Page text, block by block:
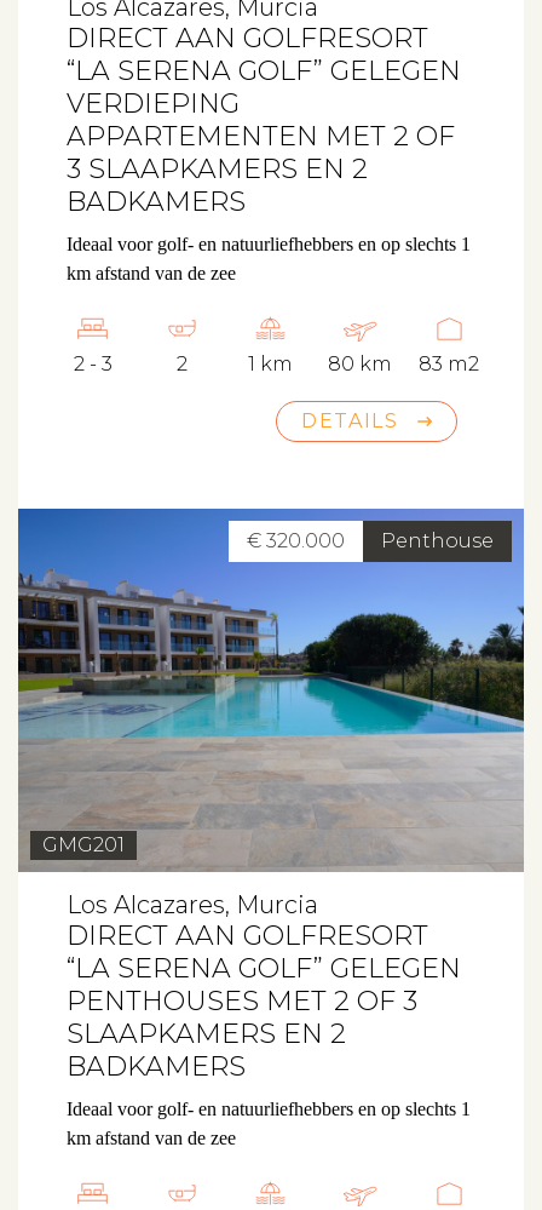
Los Alcazares, Murcia
DIRECT AAN GOLFRESORT
“LA SERENA GOLF” GELEGEN
VERDIEPING
APPARTEMENTEN MET 2 OF
3 SLAAPKAMERS EN 2
BADKAMERS
Ideaal voor golf- en natuurliefhebbers en op slechts 1
km afstand van de zee
2 - 3 2 1 km 80 km 83 m2
DETAILS
Penthouse
€ 320.000
GMG201
Los Alcazares, Murcia
DIRECT AAN GOLFRESORT
“LA SERENA GOLF” GELEGEN
PENTHOUSES MET 2 OF 3
SLAAPKAMERS EN 2
BADKAMERS
Ideaal voor golf- en natuurliefhebbers en op slechts 1
km afstand van de zee